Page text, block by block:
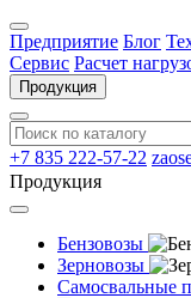
Предприятие Блог
Сервис Расчет
Продукция
+7 835 222-57-22
Продукция
Бензовозы
Зерновозы
Самосвальные